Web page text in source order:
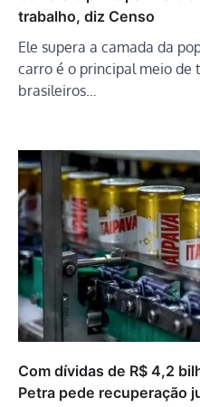
trabalho, diz Censo
Ele supera a camada da
carro é o principal meio de
brasileiros…
Com dívidas de R$ 4,2
Petra pede recuperação